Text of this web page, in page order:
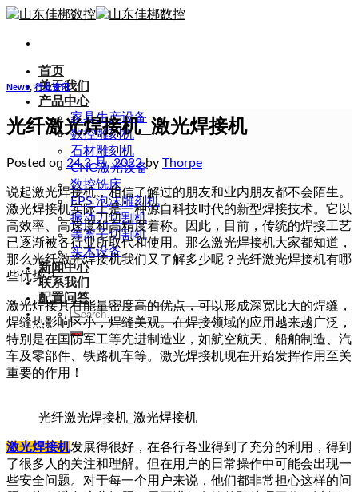
Skip
content
首页
关于我们
产品中心
家具生产设备
数控雕刻机
石材雕刻机
CNC激光设备
数控铣床
EPS 泡沫雕刻机
振动刀切割机
等离子切割机
实木设备
新闻中心
联系我们
配置问答
Search
for:
News, 行业资讯
光纤激光焊接机_激光焊接机
Posted on 24 3 月, 2022by Thorpe
说起激光焊接机，相信了解过的朋友和业内朋友都不会陌生。
激光焊接机实际上是一种源自科技时代的新型焊接技术。它以
高效率、高速度和高精度着称。因此，目前，传统的焊接工艺
已逐渐被各行业所取代和使用。那么激光焊接机大家都知道，
那么光纤激光焊接机我们又了解多少呢？光纤激光焊接机有哪
些优势？
激光焊接具有能量密度高的优点，可以形成深宽比大的焊缝，
焊缝热影响区小，焊缝美观。在焊接领域的应用越来越广泛，
特别是在国防军工等先进制造业，如航空航天、船舶制造、汽
车及零部件、铁路机车等。激光焊接机现在开始发挥作用至关
重要的作用！
光纤激光焊接机_激光焊接机
激光焊接机发展得很好，在各行各业得到了充分的利用，得到
了很多人的关注和理解。但在用户的日常操作中可能会出现一
些安全问题。对于每一个用户来说，他们都非常担心这样的问